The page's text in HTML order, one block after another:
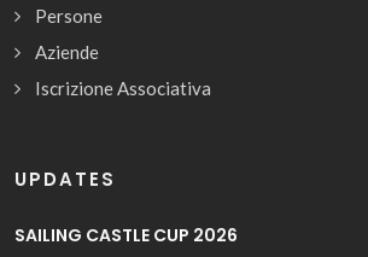
Persone
Aziende
Iscrizione Associativa
UPDATES
SAILING CASTLE CUP 2026